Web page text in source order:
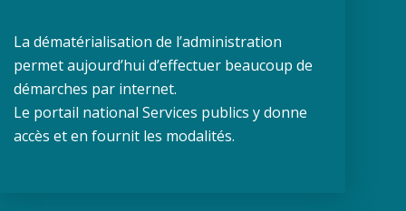
La dématérialisation de l’administration
permet aujourd’hui d’effectuer beaucoup de
démarches par internet.
Le portail national Services publics y donne
accès et en fournit les modalités.